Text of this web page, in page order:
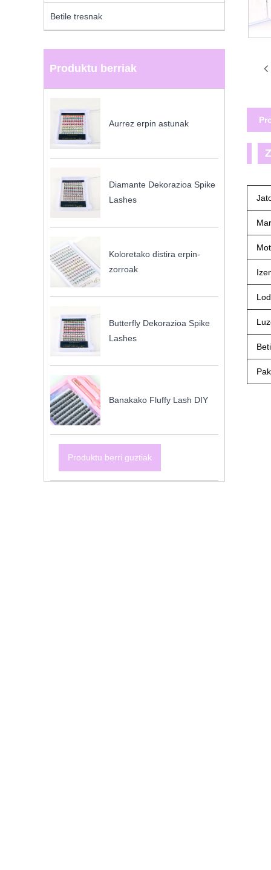
Betile tresnak
Produktu berriak
Aurrez erpin astunak
Diamante Dekorazioa Spike
Lashes
Koloretako distira erpin-
zorroak
Butterfly Dekorazioa Spike
Lashes
Banakako Fluffy Lash DIY
Produktu berri guztiak